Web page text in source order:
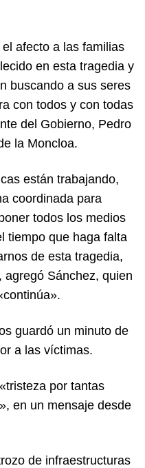
afecto a las familias
en esta tragedia y
buscando a sus seres
con todos y con todas
del Gobierno, Pedro
la Moncloa.
están trabajando,
coordinada para
todos los medios
tiempo que haga falta
de esta tragedia,
agregó Sánchez, quien
guardó un minuto de
a las víctimas.
por tantas
en un mensaje desde
de infraestructuras